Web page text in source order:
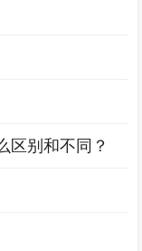
区别和不同？